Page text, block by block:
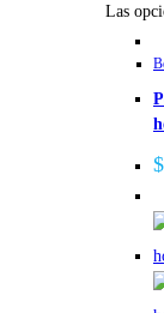
Las
$